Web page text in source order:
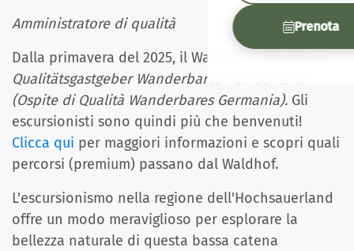
Prenota
Amministratore di qualità
Dalla primavera del 2025, il Waldhof è certificato
Qualitätsgastgeber Wanderbares Deutschland
(Ospite di Qualità Wanderbares Germania). Gli
escursionisti sono quindi più che benvenuti!
Clicca qui per maggiori informazioni e scopri quali
percorsi (premium) passano dal Waldhof.
L'escursionismo nella regione dell'Hochsauerland
offre un modo meraviglioso per esplorare la
bellezza naturale di questa bassa catena